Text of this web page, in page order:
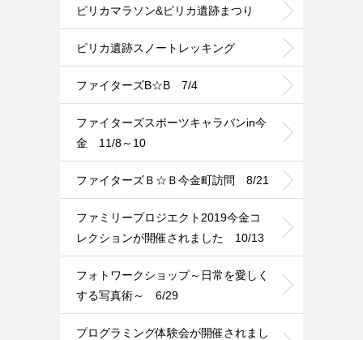
ピリカマラソン&ピリカ遺跡まつり
ピリカ遺跡スノートレッキング
ファイターズB☆B 7/4
ファイターズスポーツキャラバンin今
金 11/8～10
ファイターズＢ☆Ｂ今金町訪問 8/21
ファミリープロジエクト2019今金コ
レクションが開催されました 10/13
フォトワークショップ～日常を愛しく
する写真術～ 6/29
プログラミング体験会が開催されまし